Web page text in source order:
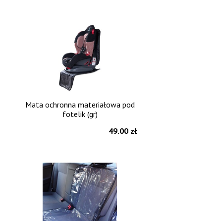
Mata ochronna materiałowa pod
fotelik (gr)
49.00 zł